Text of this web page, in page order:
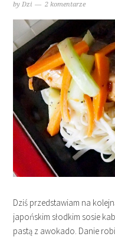
byDzi 2 komentarze
Dziś przedstawiam na
japońskim słodkim sosie
pastą z awokado. Danie